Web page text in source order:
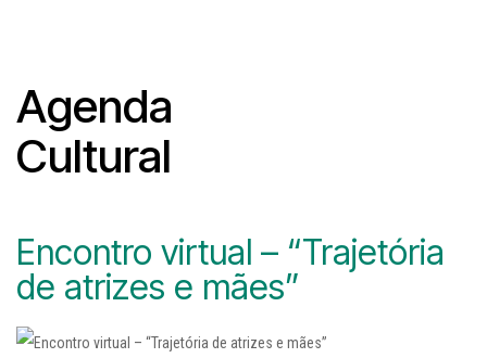
Agenda
Cultural
Encontro virtual – “Trajetória
de atrizes e mães”